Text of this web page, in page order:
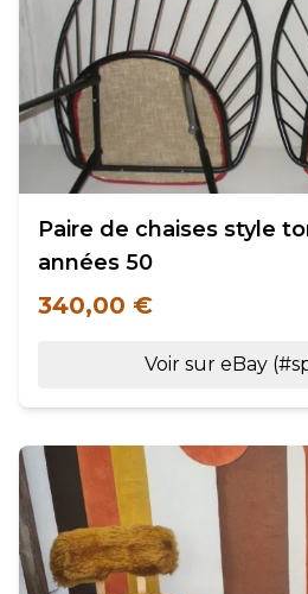
Paire de chaises style
années 50
340,00 €
Voir sur eBay